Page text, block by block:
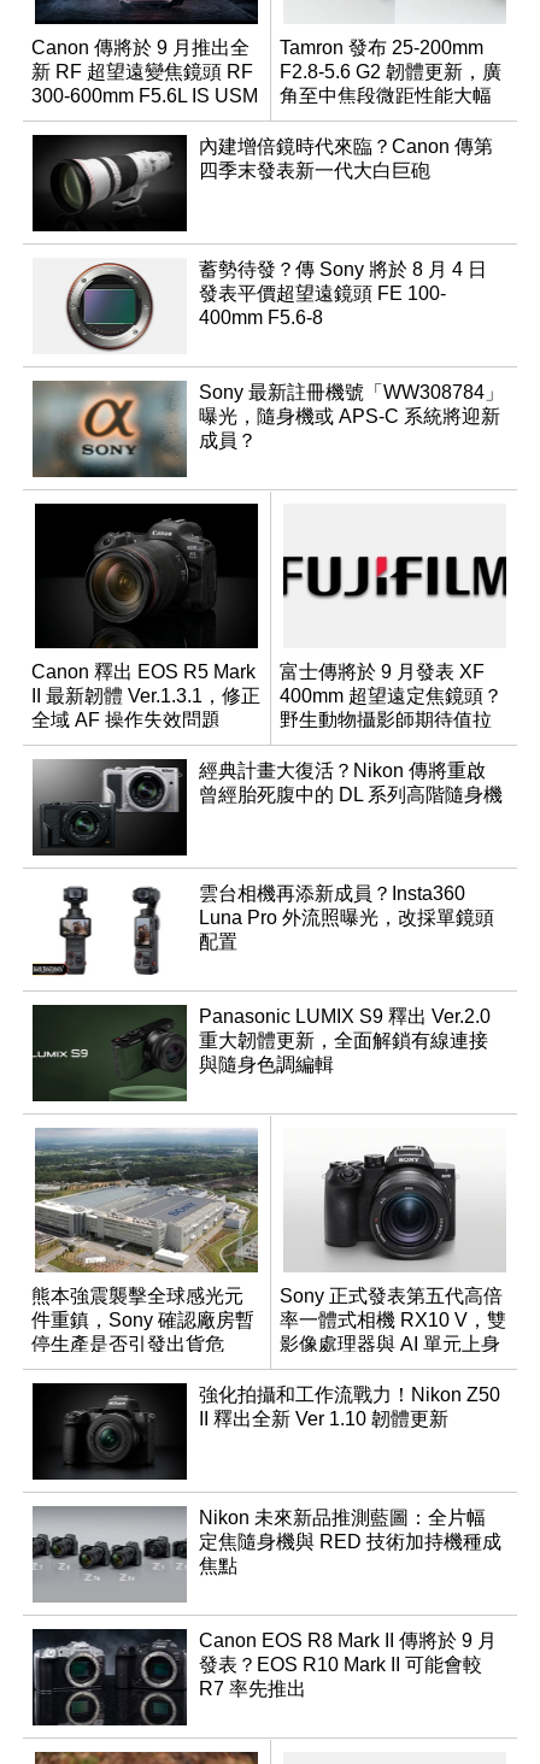
Canon 傳將於 9 月推出全
新 RF 超望遠變焦鏡頭 RF
300-600mm F5.6L IS USM
Tamron 發布 25-200mm
F2.8-5.6 G2 韌體更新，廣
角至中焦段微距性能大幅
升級
內建增倍鏡時代來臨？Canon 傳第
四季末發表新一代大白巨砲
蓄勢待發？傳 Sony 將於 8 月 4 日
發表平價超望遠鏡頭 FE 100-
400mm F5.6-8
Sony 最新註冊機號「WW308784」
曝光，隨身機或 APS-C 系統將迎新
成員？
Canon 釋出 EOS R5 Mark
II 最新韌體 Ver.1.3.1，修正
全域 AF 操作失效問題
富士傳將於 9 月發表 XF
400mm 超望遠定焦鏡頭？
野生動物攝影師期待值拉
滿
經典計畫大復活？Nikon 傳將重啟
曾經胎死腹中的 DL 系列高階隨身機
雲台相機再添新成員？Insta360
Luna Pro 外流照曝光，改採單鏡頭
配置
Panasonic LUMIX S9 釋出 Ver.2.0
重大韌體更新，全面解鎖有線連接
與隨身色調編輯
熊本強震襲擊全球感光元
件重鎮，Sony 確認廠房暫
停生產是否引發出貨危
機？
Sony 正式發表第五代高倍
率一體式相機 RX10 V，雙
影像處理器與 AI 單元上身
強化拍攝和工作流戰力！Nikon Z50
II 釋出全新 Ver 1.10 韌體更新
Nikon 未來新品推測藍圖：全片幅
定焦隨身機與 RED 技術加持機種成
焦點
Canon EOS R8 Mark II 傳將於 9 月
發表？EOS R10 Mark II 可能會較
R7 率先推出